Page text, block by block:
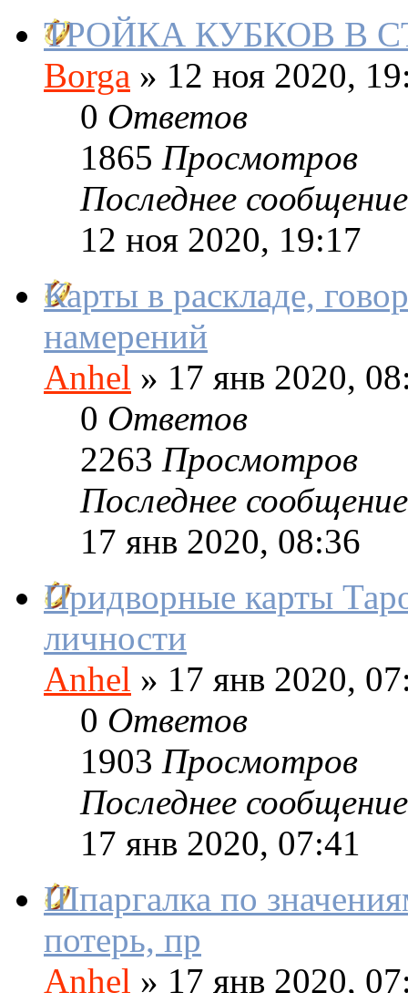
ТРОЙКА КУБКОВ В
Borga » 12 ноя 2020,
0 Ответов
1865 Просмотров
Последнее сообщение
12 ноя 2020, 19:17
Карты в раскладе,
намерений
Anhel » 17 янв 2020,
0 Ответов
2263 Просмотров
Последнее сообщение
17 янв 2020, 08:36
Придворные карты
личности
Anhel » 17 янв 2020,
0 Ответов
1903 Просмотров
Последнее сообщение
17 янв 2020, 07:41
Шпаргалка по
потерь, пр
Anhel » 17 янв 2020,